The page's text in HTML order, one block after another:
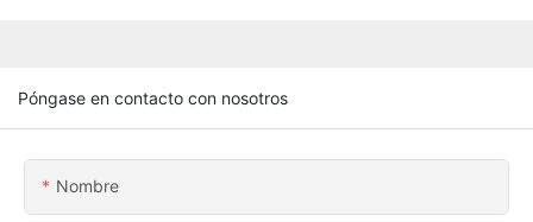
Póngase en contacto con nosotros
Nombre